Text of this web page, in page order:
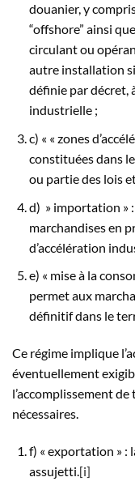
douanier, y
“offshore” ainsi
circulant ou
autre installation
définie par décret,
industrielle ;
c) « « zones
constituées dans
ou partie des lois
d) » importation »
marchandises en
d’accélération
e) « mise à la
permet aux
définitif dans le
Ce régime implique
éventuellement
l’accomplissement
nécessaires.
f) « exportation » :
assujetti.[i]